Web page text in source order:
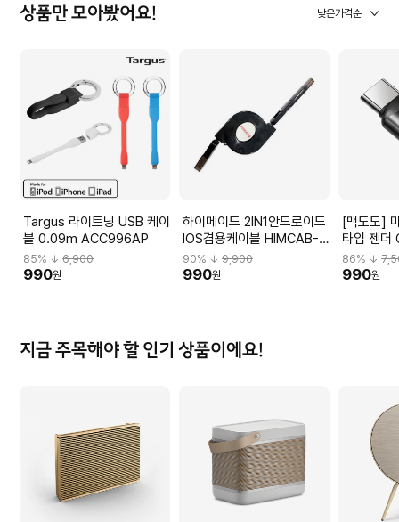
상품만 모아봤어요!
낮은가격순
Targus 라이트닝 USB 케이
블 0.09m ACC996AP
85% ↓ 6,900
990원
하이메이드 2IN1안드로이드
IOS겸용케이블 HIMCAB-
H001
90% ↓9,900
990원
[맥도도]
타입 젠
86% ↓
990원
지금 주목해야 할 인기 상품이에요!